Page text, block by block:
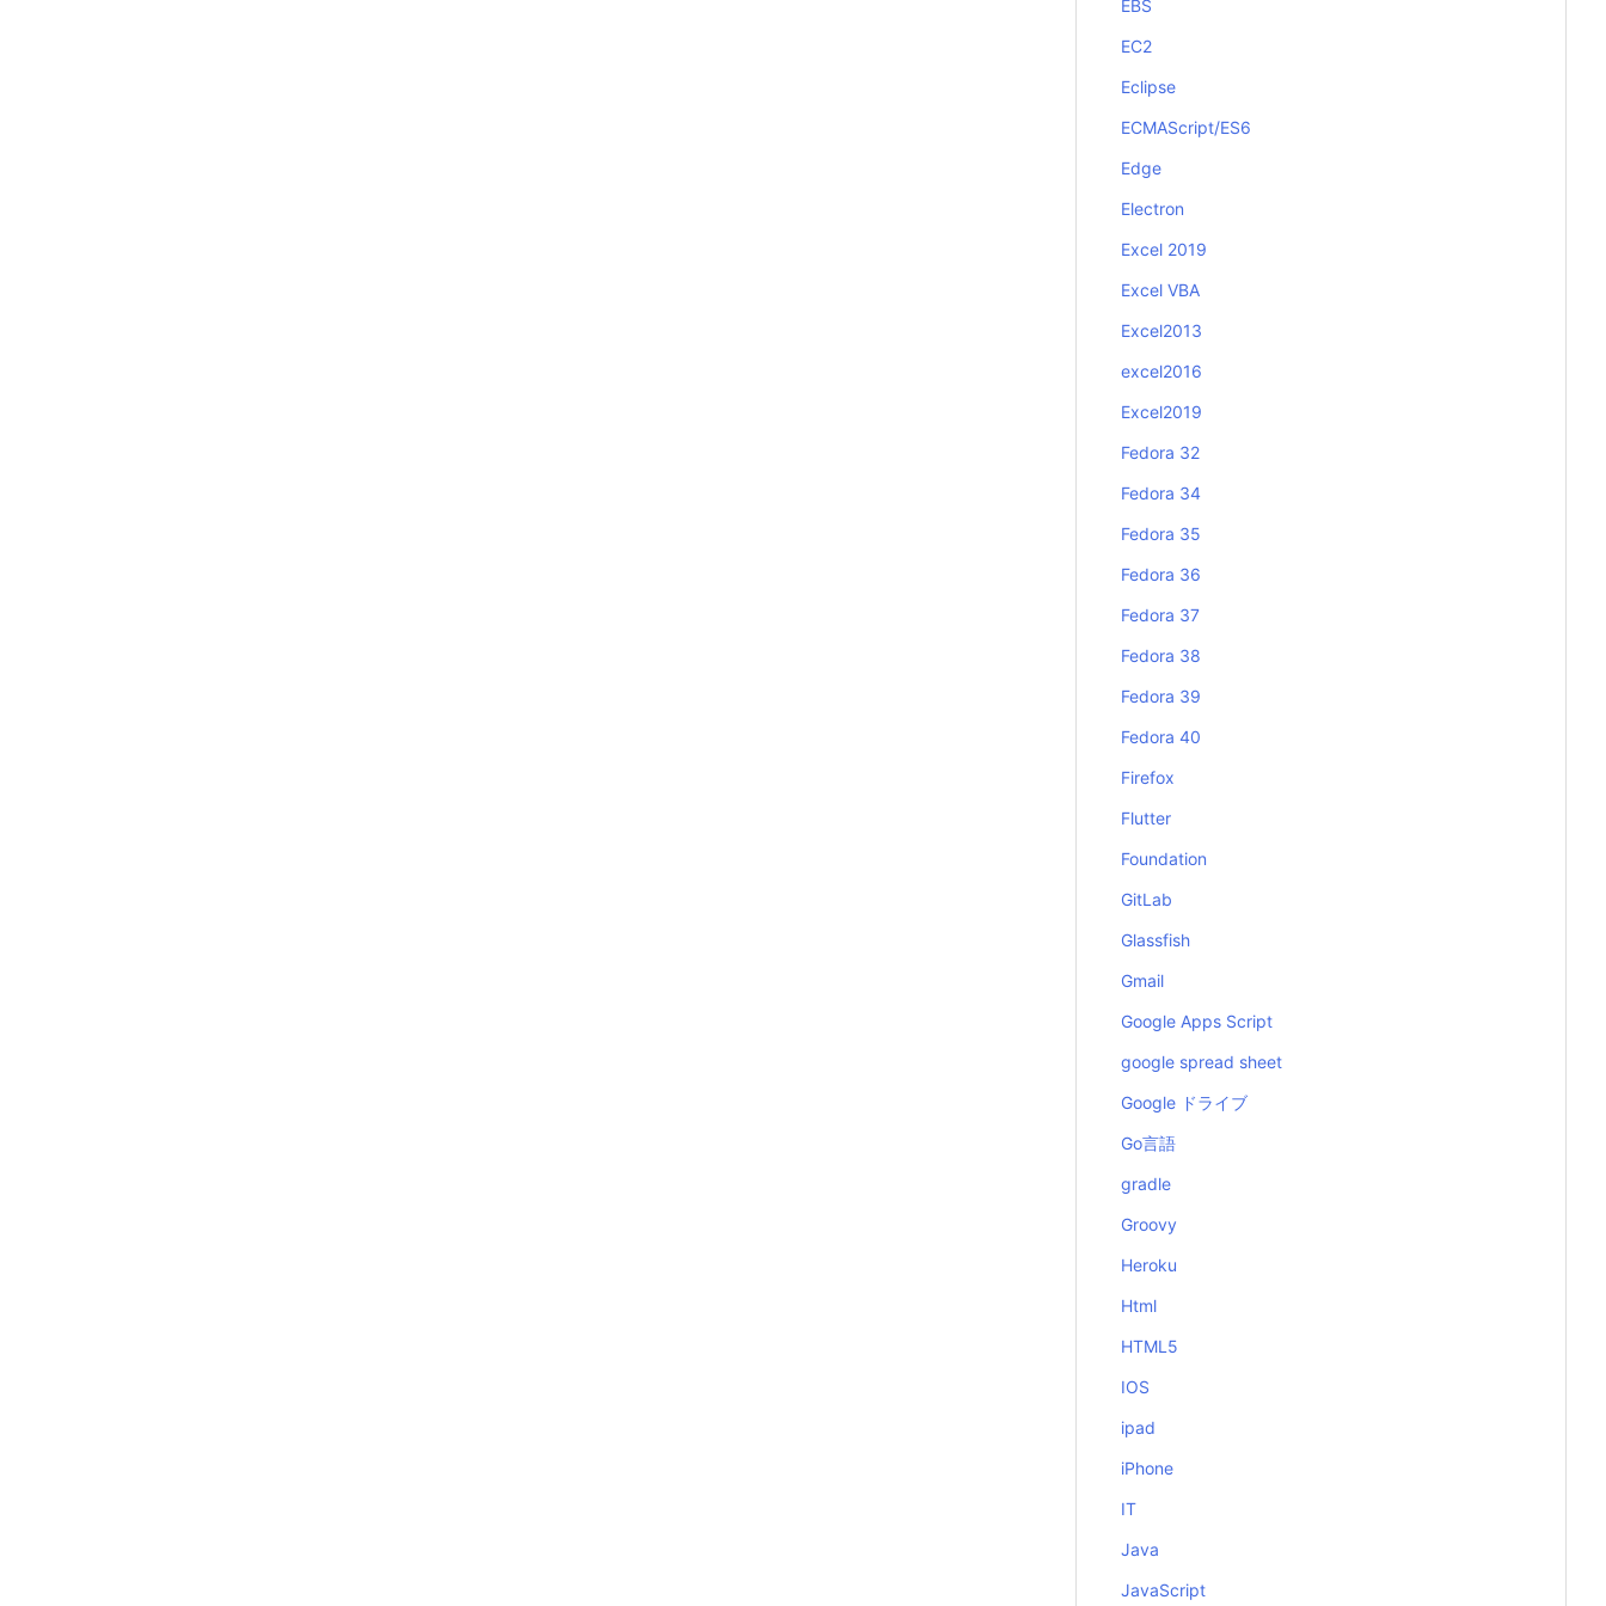
EBS
EC2
Eclipse
ECMAScript/ES6
Edge
Electron
Excel 2019
Excel VBA
Excel2013
excel2016
Excel2019
Fedora 32
Fedora 34
Fedora 35
Fedora 36
Fedora 37
Fedora 38
Fedora 39
Fedora 40
Firefox
Flutter
Foundation
GitLab
Glassfish
Gmail
Google Apps Script
google spread sheet
Google ドライブ
Go言語
gradle
Groovy
Heroku
Html
HTML5
IOS
ipad
iPhone
IT
Java
JavaScript